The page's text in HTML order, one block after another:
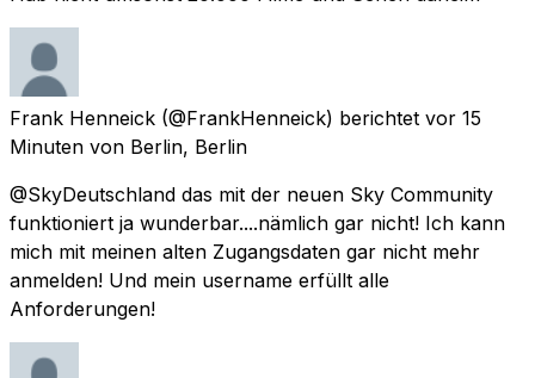
Frank Henneick (@FrankHenneick) berichtet vor 15
Minuten von Berlin, Berlin
@SkyDeutschland das mit der neuen Sky Community
funktioniert ja wunderbar....nämlich gar nicht! Ich kann
mich mit meinen alten Zugangsdaten gar nicht mehr
anmelden! Und mein username erfüllt alle
Anforderungen!